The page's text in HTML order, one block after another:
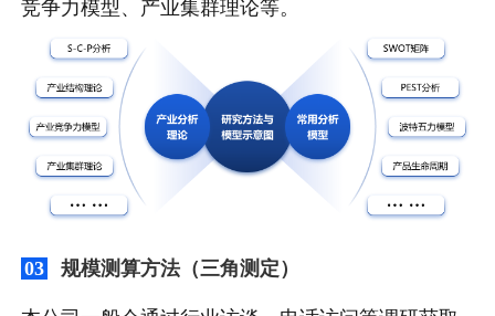
竞争力模型、产业集群理论等。
03 规模测算方法（三角测定）